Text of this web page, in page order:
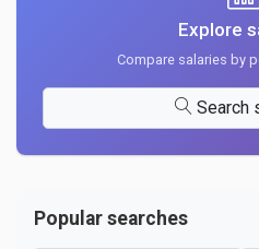
Explore
Compare salaries by
Search
Popular searches